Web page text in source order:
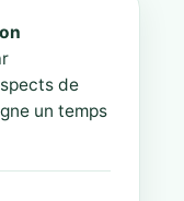
de
un temps